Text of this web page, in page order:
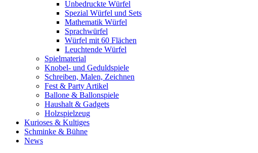
Unbedruckte Würfel
Spezial Würfel und Sets
Mathematik Würfel
Sprachwürfel
Würfel mit 60 Flächen
Leuchtende Würfel
Spielmaterial
Knobel- und Geduldspiele
Schreiben, Malen, Zeichnen
Fest & Party Artikel
Ballone & Ballonspiele
Haushalt & Gadgets
Holzspielzeug
Kurioses & Kultiges
Schminke & Bühne
News